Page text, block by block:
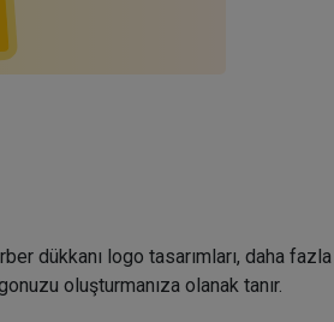
dükkanı logo tasarımları, daha
oluşturmanıza olanak tanır.